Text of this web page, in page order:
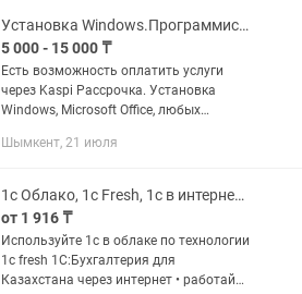
Установка Windows.Программист Виндоус Офис Ворд Office Автокад 3D Max
5 000 - 15 000 ₸
Есть возможность оплатить услуги
через Kaspi Рассрочка. Установка
Windows, Microsoft Office, любых
Возможна удаленная установка
Шымкент, 21 июля
1с Облако, 1c Fresh, 1с в интернете с любой точки мира
от 1 916 ₸
Используйте 1с в облаке по технологии
1с fresh 1С:Бухгалтерия для
Казахстана через интернет • работайте